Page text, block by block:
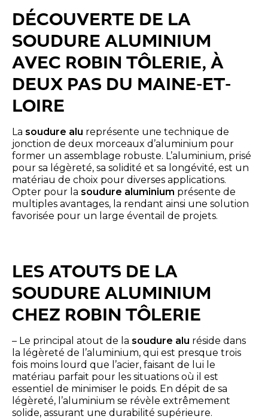
DÉCOUVERTE DE LA
SOUDURE ALUMINIUM
AVEC ROBIN TÔLERIE, À
DEUX PAS DU MAINE-ET-
LOIRE
La soudure alu représente une technique de
jonction de deux morceaux d’aluminium pour
former un assemblage robuste. L’aluminium, prisé
pour sa légèreté, sa solidité et sa longévité, est un
matériau de choix pour diverses applications.
Opter pour la soudure aluminium présente de
multiples avantages, la rendant ainsi une solution
favorisée pour un large éventail de projets.
LES ATOUTS DE LA
SOUDURE ALUMINIUM
CHEZ ROBIN TÔLERIE
– Le principal atout de la soudure alu réside dans
la légèreté de l’aluminium, qui est presque trois
fois moins lourd que l’acier, faisant de lui le
matériau parfait pour les situations où il est
essentiel de minimiser le poids. En dépit de sa
légèreté, l’aluminium se révèle extrêmement
solide, assurant une durabilité supérieure.